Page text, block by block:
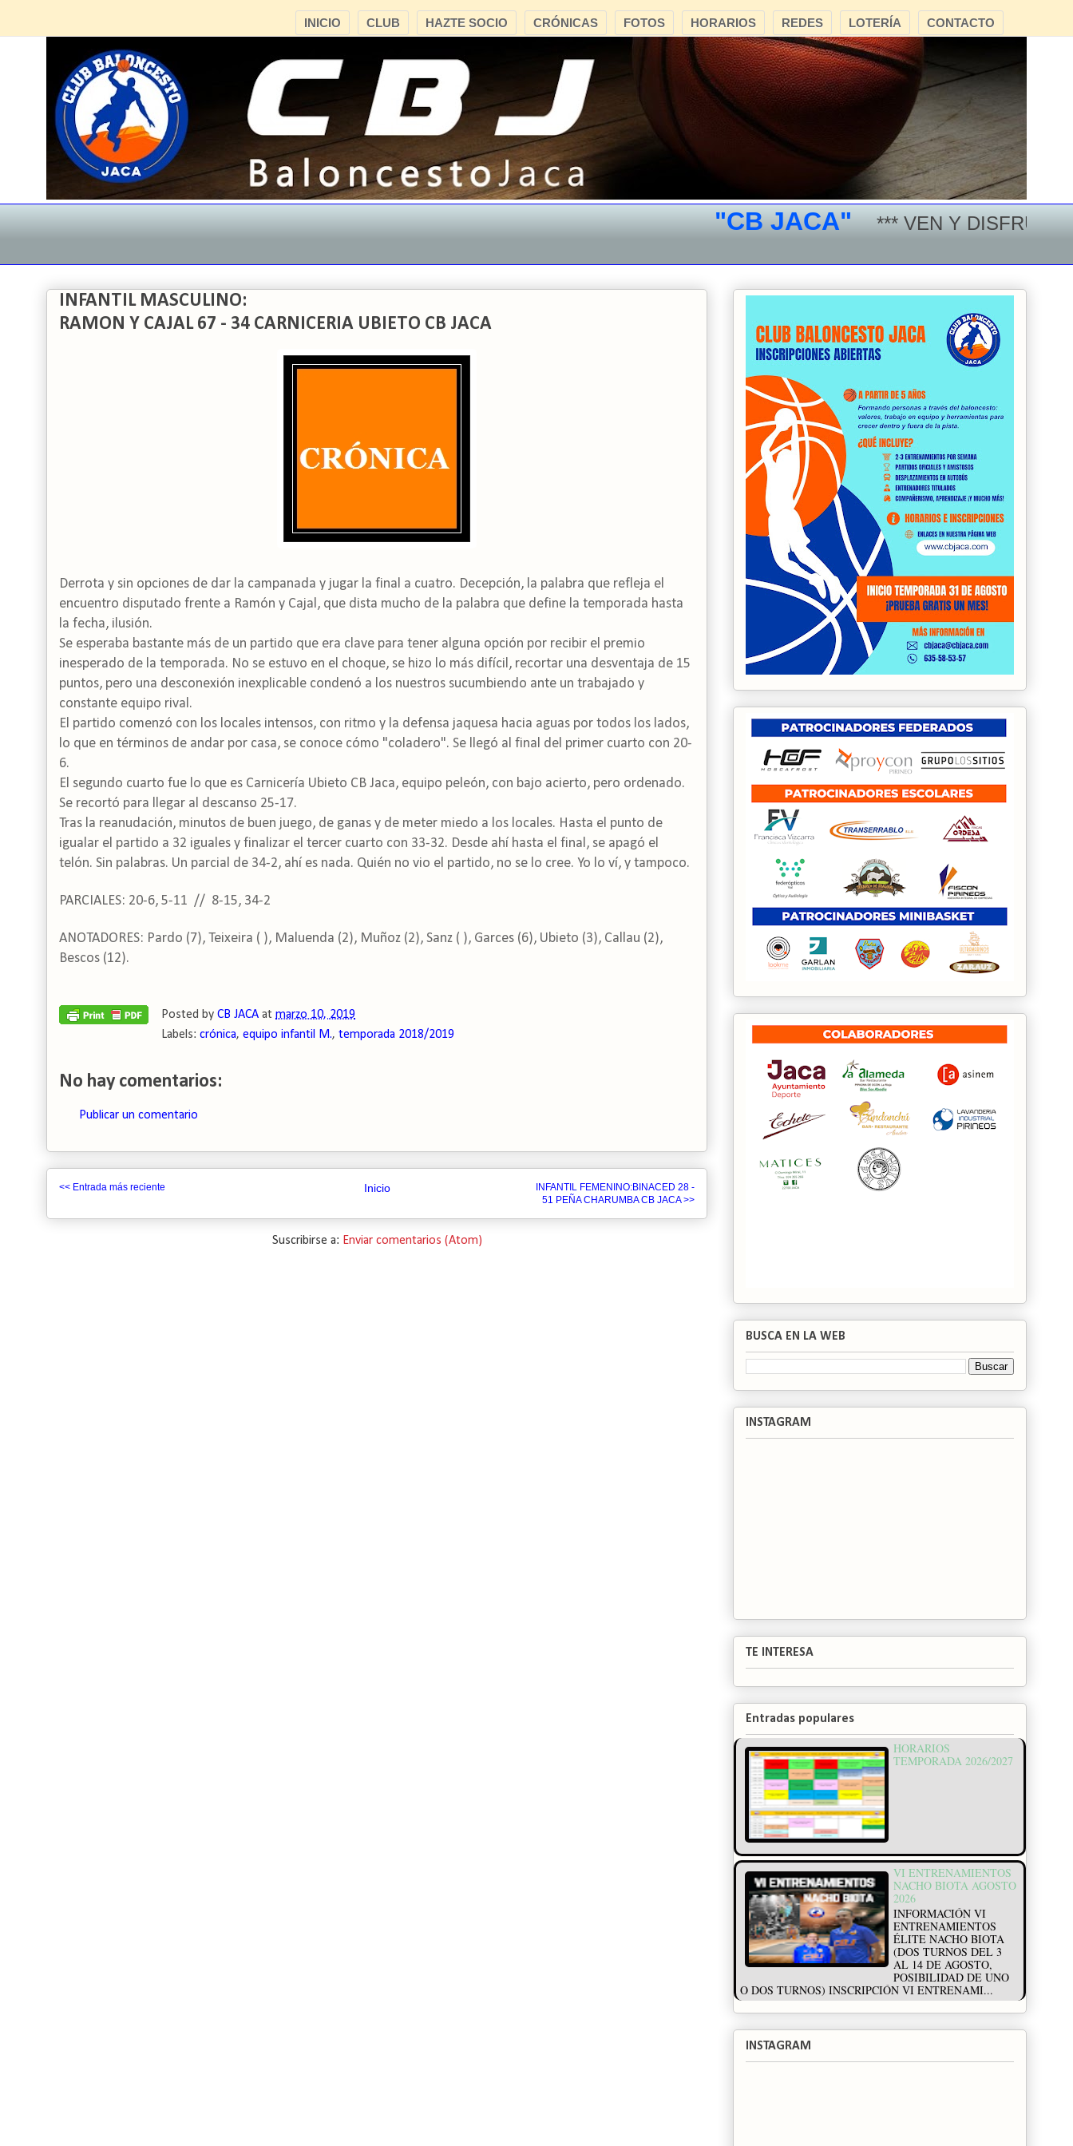
CONTACTO
LOTERÍA
REDES
HORARIOS
FOTOS
CRÓNICAS
HAZTE SOCIO
CLUB
INICIO
"CB JACA" *** VEN Y DISFRUTA DEL
INFANTIL MASCULINO:
RAMON Y CAJAL 67 - 34 CARNICERIA UBIETO CB JACA
Derrota y sin opciones de dar la campanada y jugar la final a cuatro. Decepción, la palabra que refleja el
encuentro disputado frente a Ramón y Cajal, que dista mucho de la palabra que define la temporada hasta
la fecha, ilusión.
Se esperaba bastante más de un partido que era clave para tener alguna opción por recibir el premio
inesperado de la temporada. No se estuvo en el choque, se hizo lo más difícil, recortar una desventaja de 15
puntos, pero una desconexión inexplicable condenó a los nuestros sucumbiendo ante un trabajado y
constante equipo rival.
El partido comenzó con los locales intensos, con ritmo y la defensa jaquesa hacia aguas por todos los lados,
lo que en términos de andar por casa, se conoce cómo "coladero". Se llegó al final del primer cuarto con 20-
6.
El segundo cuarto fue lo que es Carnicería Ubieto CB Jaca, equipo peleón, con bajo acierto, pero ordenado.
Se recortó para llegar al descanso 25-17.
Tras la reanudación, minutos de buen juego, de ganas y de meter miedo a los locales. Hasta el punto de
igualar el partido a 32 iguales y finalizar el tercer cuarto con 33-32. Desde ahí hasta el final, se apagó el
telón. Sin palabras. Un parcial de 34-2, ahí es nada. Quién no vio el partido, no se lo cree. Yo lo ví, y tampoco.
PARCIALES: 20-6, 5-11 // 8-15, 34-2
ANOTADORES: Pardo (7), Teixeira ( ), Maluenda (2), Muñoz (2), Sanz ( ), Garces (6), Ubieto (3), Callau (2),
Bescos (12).
Posted by CB JACA at marzo 10, 2019
Labels: crónica, equipo infantil M., temporada 2018/2019
No hay comentarios:
Publicar un comentario
<< Entrada más reciente
INFANTIL FEMENINO:BINACED 28 -
51 PEÑA CHARUMBA CB JACA >>
Inicio
Suscribirse a: Enviar comentarios (Atom)
BUSCA EN LA WEB
INSTAGRAM
TE INTERESA
Entradas populares
HORARIOS
TEMPORADA 2026/2027
VI ENTRENAMIENTOS
NACHO BIOTA AGOSTO
2026
INFORMACIÓN VI
ENTRENAMIENTOS
ÉLITE NACHO BIOTA
(DOS TURNOS DEL 3
AL 14 DE AGOSTO,
POSIBILIDAD DE UNO
O DOS TURNOS) INSCRIPCIÓN VI ENTRENAMI...
INSTAGRAM